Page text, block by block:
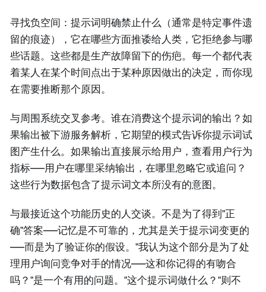
寻找负空间：提示词明确禁止什么（通常是特定事件遗
留的痕迹），它在哪些方面推诿给人类，它拒绝参与哪
些话题。这些都是生产故障留下的伤疤。每一个都代表
着某人在某个时间点出于某种原因做出的决定，而你现
在需要推断那个原因。
与周围系统交叉参考。谁在消费这个提示词的输出？如
果输出被下游服务解析，它期望的模式告诉你提示词试
图产生什么。如果输出直接展示给用户，查看用户行为
指标——用户在哪里采纳输出，在哪里忽略它或追问？
这些行为数据包含了提示词文本所没有的意图。
与最接近这个功能历史的人交谈。不是为了得到"正
确"答案——记忆是不可靠的，尤其是关于提示词变更的
——而是为了验证你的假设。"我认为这个部分是为了处
理用户询问竞争对手的情况——这和你记得的有吻合
吗？"是一个有用的问题。"这个提示词做什么？"则不